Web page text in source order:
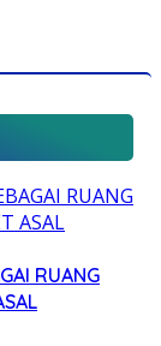
RUANG